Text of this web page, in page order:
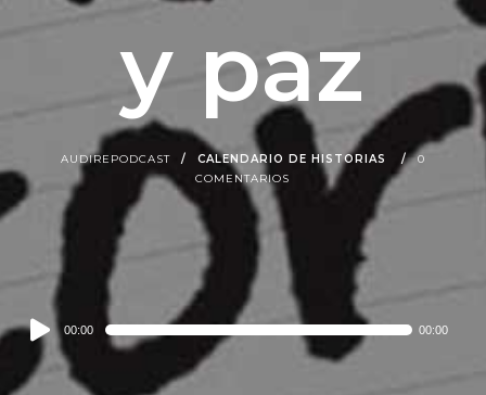
y paz
AUDIREPODCAST CALENDARIO DE HISTORIAS
0
COMENTARIOS
Audio
Player
00:00 00:00